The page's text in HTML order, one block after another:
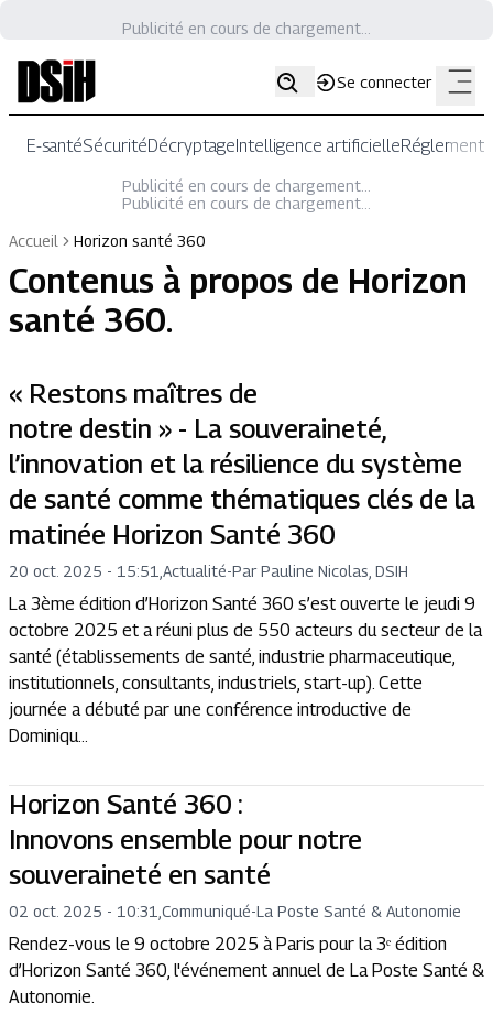
Publicité en cours de chargement...
Se connecter
E-santéSécuritéDécryptageIntelligence artificielle
Publicité en cours de chargement...
Publicité en cours de chargement...
Accueil
Horizon santé 360
Contenus à propos de Horizon
santé 360.
« Restons maîtres de
notre destin » - La souveraineté,
l’innovation et la résilience du système
de santé comme thématiques clés de la
matinée Horizon Santé 360
20 oct. 2025 - 15:51 Actualité-Par Pauline Nicolas, DSIH
La 3ème édition d’Horizon Santé 360 s’est ouverte le jeudi 9
octobre 2025 et a réuni plus de 550 acteurs du secteur de la
santé (établissements de santé, industrie pharmaceutique,
institutionnels, consultants, industriels, start-up). Cette
journée a débuté par une conférence introductive de
Dominiqu...
Horizon Santé 360 :
Innovons ensemble pour notre
souveraineté en santé
02 oct. 2025 - 10:31 Communiqué-La Poste Santé & Autonomie
Rendez-vous le 9 octobre 2025 à Paris pour la 3ᵉ édition
d’Horizon Santé 360, l'événement annuel de La Poste Santé &
Autonomie.